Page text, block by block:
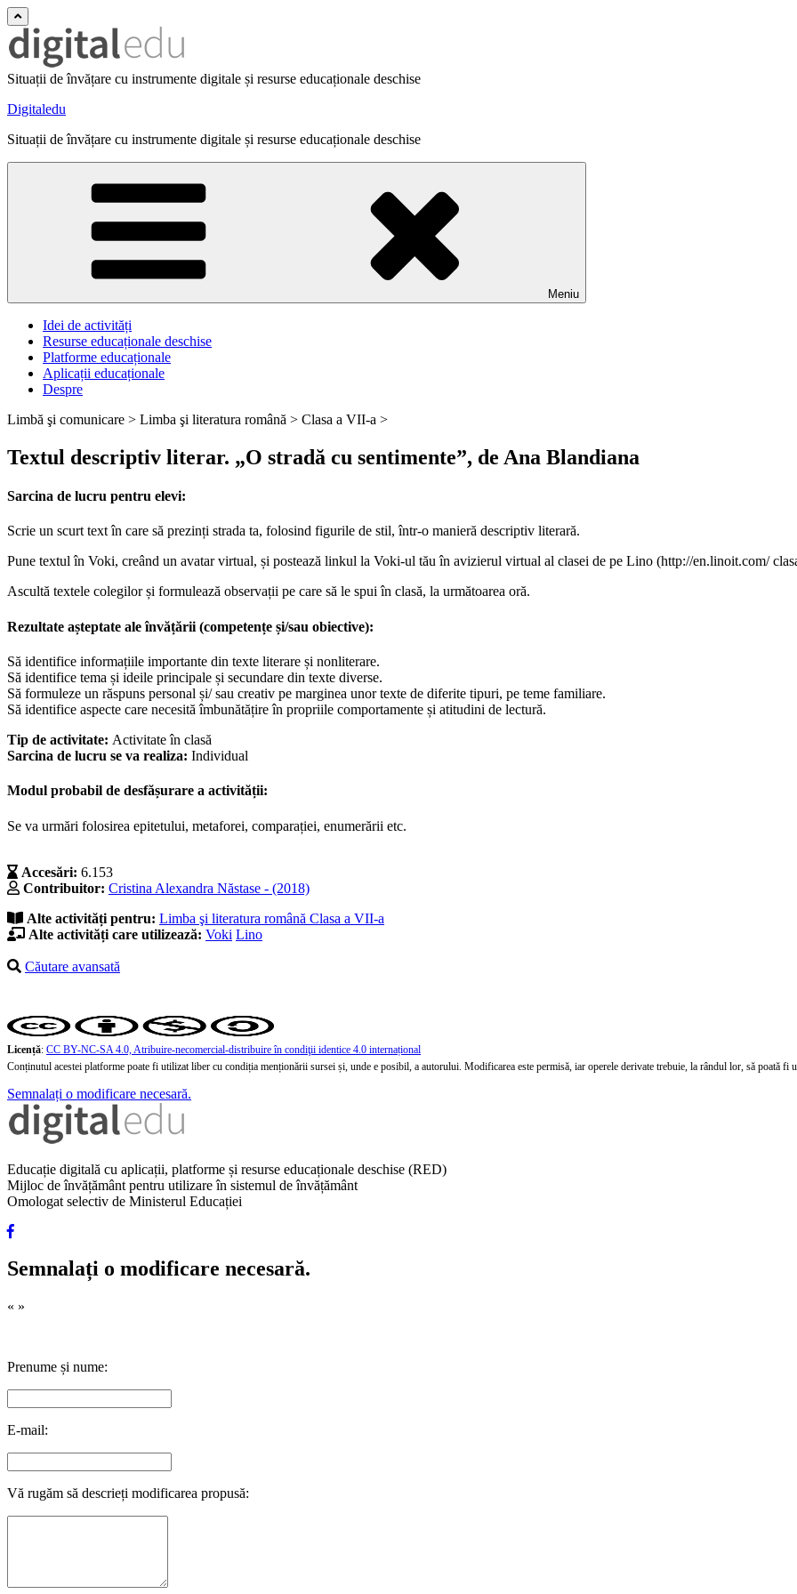
Situații de învățare cu instrumente digitale și resurse educaționale deschise
Digitaledu
Situații de învățare cu instrumente digitale și resurse educaționale deschise
Meniu
Idei de activități
Resurse educaționale deschise
Platforme educaționale
Aplicații educaționale
Despre
Limbă şi comunicare > Limba şi literatura română > Clasa a VII-a >
Textul descriptiv literar. „O stradă cu sentimente”, de Ana Blandiana
Sarcina de lucru pentru elevi:
Scrie un scurt text în care să prezinți strada ta, folosind figurile de stil, într-o manieră descriptiv literară.
Pune textul în Voki, creând un avatar virtual, și postează linkul la Voki-ul tău în avizierul virtual al clasei de pe Lino (http://en.linoit.com/
Ascultă textele colegilor și formulează observații pe care să le spui în clasă, la următoarea oră.
Rezultate așteptate ale învățării (competențe și/sau obiective):
Să identifice informațiile importante din texte literare și nonliterare.
Să identifice tema și ideile principale și secundare din texte diverse.
Să formuleze un răspuns personal și/ sau creativ pe marginea unor texte de diferite tipuri, pe teme familiare.
Să identifice aspecte care necesită îmbunătățire în propriile comportamente și atitudini de lectură.
Tip de activitate: Activitate în clasă
Sarcina de lucru se va realiza: Individual
Modul probabil de desfășurare a activității:
Se va urmări folosirea epitetului, metaforei, comparației, enumerării etc.
Accesări: 6.153
Contribuitor: Cristina Alexandra Năstase - (2018)
Alte activități pentru: Limba şi literatura română Clasa a VII-a
Alte activități care utilizează: Voki Lino
Căutare avansată
Licență: CC BY-NC-SA 4.0, Atribuire-necomercial-distribuire în condiţii identice 4.0 internațional
Conținutul acestei platforme poate fi utilizat liber cu condiția menționării sursei și, unde e posibil, a autorului. Modificarea este permisă, iar operele derivate trebuie, la rândul lor, să poată fi
Semnalați o modificare necesară.
Educație digitală cu aplicații, platforme și resurse educaționale deschise (RED)
Mijloc de învățământ pentru utilizare în sistemul de învățământ
Omologat selectiv de Ministerul Educației
Semnalați o modificare necesară.
« »
Prenume și nume:
E-mail:
Vă rugăm să descrieți modificarea propusă: